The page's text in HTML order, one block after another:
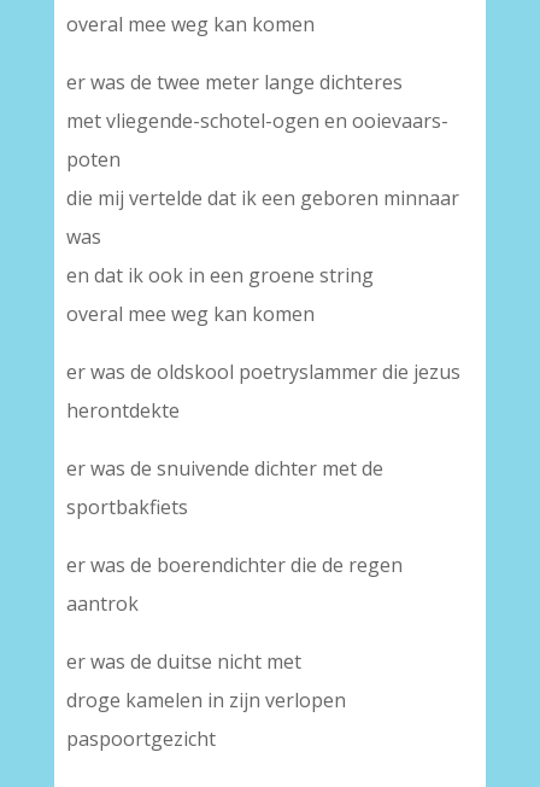
overal mee weg kan komen
er was de twee meter lange dichteres
met vliegende-schotel-ogen en ooievaars-
poten
die mij vertelde dat ik een geboren minnaar
was
en dat ik ook in een groene string
overal mee weg kan komen
er was de oldskool poetryslammer die jezus
herontdekte
er was de snuivende dichter met de
sportbakfiets
er was de boerendichter die de regen
aantrok
er was de duitse nicht met
droge kamelen in zijn verlopen
paspoortgezicht